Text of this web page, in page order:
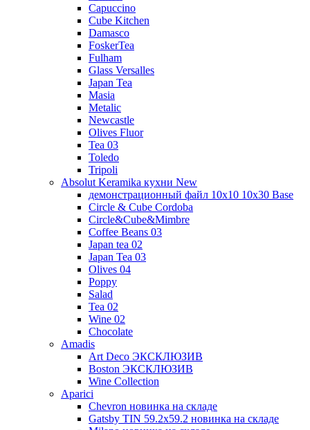
Capuccino
Cube Kitchen
Damasco
FoskerTea
Fulham
Glass Versalles
Japan Tea
Masia
Metalic
Newcastle
Olives Fluor
Tea 03
Toledo
Tripoli
Absolut Keramika кухни New
демонстрационный файл 10x10 10x30 Base
Circle & Cube Cordoba
Circle&Cube&Mimbre
Coffee Beans 03
Japan tea 02
Japan Tea 03
Olives 04
Poppy
Salad
Tea 02
Wine 02
Chocolate
Amadis
Art Deco ЭКСКЛЮЗИВ
Boston ЭКСКЛЮЗИВ
Wine Collection
Aparici
Chevron новинка на складе
Gatsby TIN 59.2x59.2 новинка на складе